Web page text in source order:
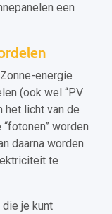
een
energie
(ook wel “PV
het licht van de
worden
daarna worden
te
je kunt